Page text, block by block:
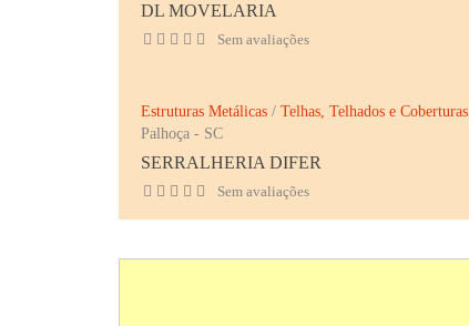
DL MOVELARIA
Sem avaliações
Estruturas Metálicas / Telhas, Telhados e Coberturas
Palhoça - SC
SERRALHERIA DIFER
Sem avaliações